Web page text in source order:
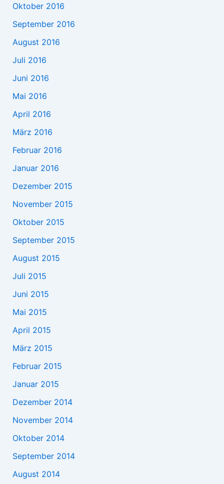
Oktober 2016
September 2016
August 2016
Juli 2016
Juni 2016
Mai 2016
April 2016
März 2016
Februar 2016
Januar 2016
Dezember 2015
November 2015
Oktober 2015
September 2015
August 2015
Juli 2015
Juni 2015
Mai 2015
April 2015
März 2015
Februar 2015
Januar 2015
Dezember 2014
November 2014
Oktober 2014
September 2014
August 2014